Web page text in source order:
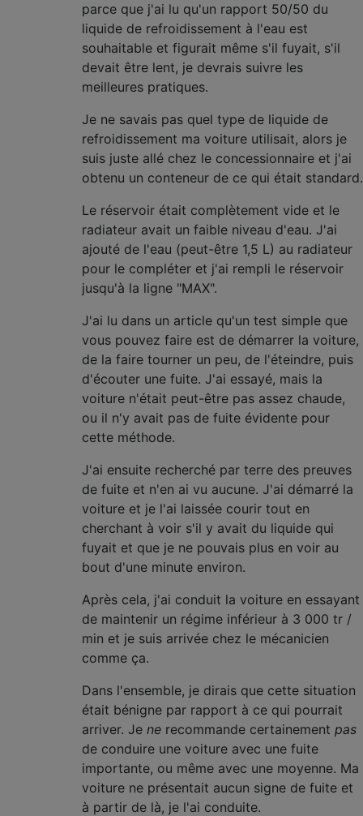
parce que j'ai lu qu'un rapport 50/50 du
liquide de refroidissement à l'eau est
souhaitable et figurait même s'il fuyait, s'il
devait être lent, je devrais suivre les
meilleures pratiques.
Je ne savais pas quel type de liquide de
refroidissement ma voiture utilisait, alors je
suis juste allé chez le concessionnaire et j'ai
obtenu un conteneur de ce qui était standard.
Le réservoir était complètement vide et le
radiateur avait un faible niveau d'eau. J'ai
ajouté de l'eau (peut-être 1,5 L) au radiateur
pour le compléter et j'ai rempli le réservoir
jusqu'à la ligne "MAX".
J'ai lu dans un article qu'un test simple que
vous pouvez faire est de démarrer la voiture,
de la faire tourner un peu, de l'éteindre, puis
d'écouter une fuite. J'ai essayé, mais la
voiture n'était peut-être pas assez chaude,
ou il n'y avait pas de fuite évidente pour
cette méthode.
J'ai ensuite recherché par terre des preuves
de fuite et n'en ai vu aucune. J'ai démarré la
voiture et je l'ai laissée courir tout en
cherchant à voir s'il y avait du liquide qui
fuyait et que je ne pouvais plus en voir au
bout d'une minute environ.
Après cela, j'ai conduit la voiture en essayant
de maintenir un régime inférieur à 3 000 tr /
min et je suis arrivée chez le mécanicien
comme ça.
Dans l'ensemble, je dirais que cette situation
était bénigne par rapport à ce qui pourrait
arriver. Je ne recommande certainement pas
de conduire une voiture avec une fuite
importante, ou même avec une moyenne. Ma
voiture ne présentait aucun signe de fuite et
à partir de là, je l'ai conduite.